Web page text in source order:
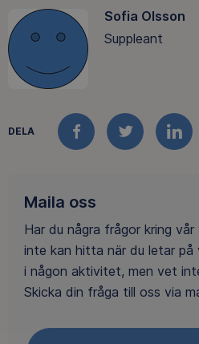
Sofia Olsson
Suppleant
DELA
FACEBOOKTWITTER
Maila oss
Har du några frågor kring
inte kan hitta när du letar på
i någon aktivitet, men vet
Skicka din fråga till oss via